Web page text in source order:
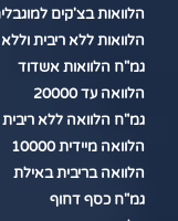
הלוואות בצ'קים
הלוואות ללא ריבית
גמ"ח הלוואות אשדוד
הלוואה עד 20000
גמ"ח הלוואה ללא ריבית
הלוואה מיידית 10000
הלוואה בריבית באילת
גמ"ח כסף דחוף